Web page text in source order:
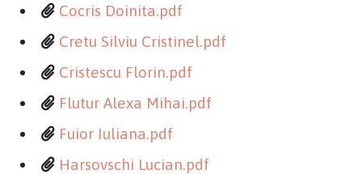
Cocris Doinita.pdf
Cretu Silviu Cristinel.pdf
Cristescu Florin.pdf
Flutur Alexa Mihai.pdf
Fuior Iuliana.pdf
Harsovschi Lucian.pdf